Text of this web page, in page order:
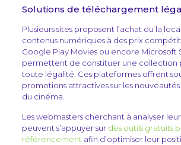
Solutions de téléchargement
Plusieurs sites proposent l’achat ou la
contenus numériques à des prix
Google Play Movies ou encore Microsoft
permettent de constituer une collection
toute légalité. Ces plateformes offrent
promotions attractives sur les nouveautés
du cinéma.
Les webmasters cherchant à analyser
peuvent s’appuyer sur des outils gratuits
référencementafin d’optimiser leur